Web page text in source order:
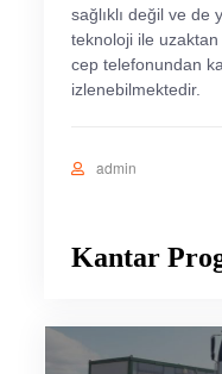
sağlıklı değil ve de
teknoloji ile uzaktan
cep telefonundan
izlenebilmektedir.
admin
Kantar